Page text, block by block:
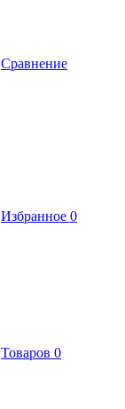
Сравнение
Избранное 0
Товаров 0